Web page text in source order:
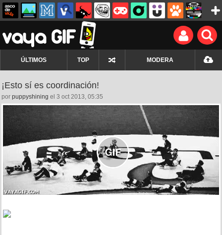
ÚLTIMOS TOP MODERA
¡Esto sí es coordinación!
por puppyshining el 3 oct 2013, 05:35